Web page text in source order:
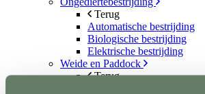
Terug
Automatische bestrijding
Biologische bestrijding
Elektrische bestrijding
Weide en Paddock
Terug